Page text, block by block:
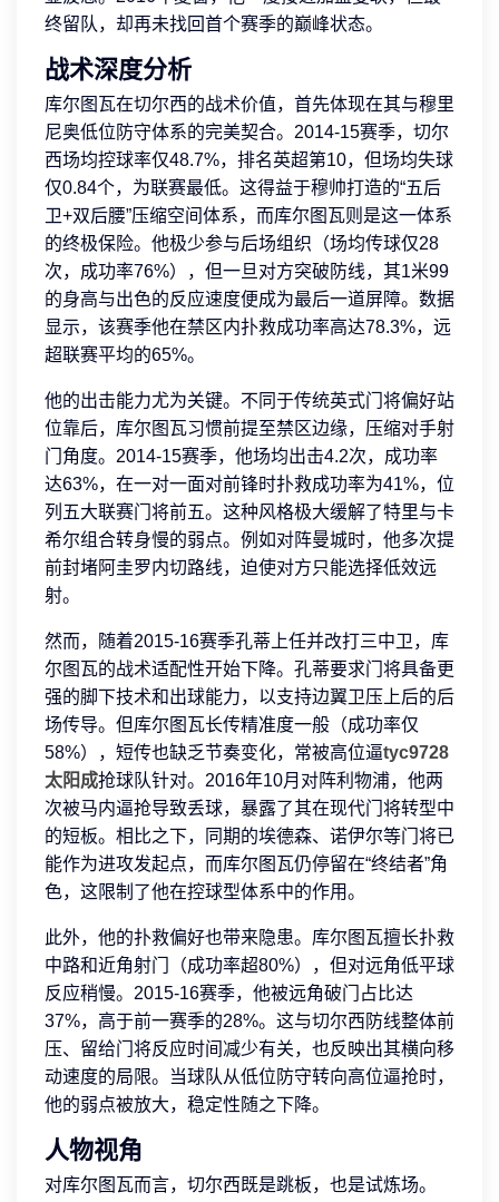
终留队，却再未找回首个赛季的巅峰状态。
战术深度分析
库尔图瓦在切尔西的战术价值，首先体现在其与穆里
尼奥低位防守体系的完美契合。2014-15赛季，切尔
西场均控球率仅48.7%，排名英超第10，但场均失球
仅0.84个，为联赛最低。这得益于穆帅打造的“五后
卫+双后腰”压缩空间体系，而库尔图瓦则是这一体系
的终极保险。他极少参与后场组织（场均传球仅28
次，成功率76%），但一旦对方突破防线，其1米99
的身高与出色的反应速度便成为最后一道屏障。数据
显示，该赛季他在禁区内扑救成功率高达78.3%，远
超联赛平均的65%。
他的出击能力尤为关键。不同于传统英式门将偏好站
位靠后，库尔图瓦习惯前提至禁区边缘，压缩对手射
门角度。2014-15赛季，他场均出击4.2次，成功率
达63%，在一对一面对前锋时扑救成功率为41%，位
列五大联赛门将前五。这种风格极大缓解了特里与卡
希尔组合转身慢的弱点。例如对阵曼城时，他多次提
前封堵阿圭罗内切路线，迫使对方只能选择低效远
射。
然而，随着2015-16赛季孔蒂上任并改打三中卫，库
尔图瓦的战术适配性开始下降。孔蒂要求门将具备更
强的脚下技术和出球能力，以支持边翼卫压上后的后
场传导。但库尔图瓦长传精准度一般（成功率仅
58%），短传也缺乏节奏变化，常被高位逼tyc9728
太阳成抢球队针对。2016年10月对阵利物浦，他两
次被马内逼抢导致丢球，暴露了其在现代门将转型中
的短板。相比之下，同期的埃德森、诺伊尔等门将已
能作为进攻发起点，而库尔图瓦仍停留在“终结者”角
色，这限制了他在控球型体系中的作用。
此外，他的扑救偏好也带来隐患。库尔图瓦擅长扑救
中路和近角射门（成功率超80%），但对远角低平球
反应稍慢。2015-16赛季，他被远角破门占比达
37%，高于前一赛季的28%。这与切尔西防线整体前
压、留给门将反应时间减少有关，也反映出其横向移
动速度的局限。当球队从低位防守转向高位逼抢时，
他的弱点被放大，稳定性随之下降。
人物视角
对库尔图瓦而言，切尔西既是跳板，也是试炼场。